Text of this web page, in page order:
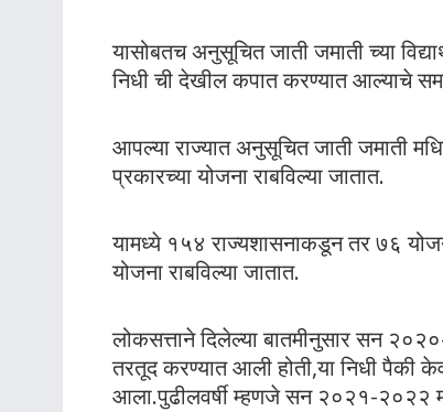
यासोबतच अनुसूचित जाती जमाती च्या
निधी ची देखील कपात करण्यात आल्याचे
आपल्या राज्यात अनुसूचित जाती जमाती
प्रकारच्या योजना राबविल्या जातात.
यामध्ये १५४ राज्यशासनाकडून तर ७६
योजना राबविल्या जातात.
लोकसत्ताने दिलेल्या बातमीनुसार सन
तरतूद करण्यात आली होती,या निधी पैकी
आला.पुढीलवर्षी म्हणजे सन २०२१-२०२२